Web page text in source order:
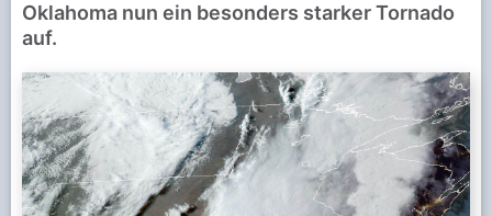
Oklahoma nun ein besonders starker Tornado
auf.